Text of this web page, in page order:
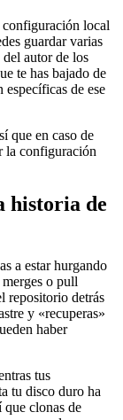
local
guardar varias
autor de los
te has bajado de
de ese
que en caso de
la configuración
historia de
a estar hurgando
o pull
repositorio detrás
y «recuperas»
haber
tus
tu disco duro ha
clonas de